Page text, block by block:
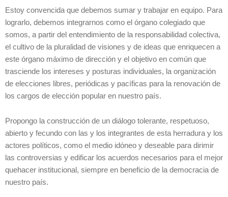
Estoy convencida que debemos sumar y trabajar en equipo. Para
lograrlo, debemos integrarnos como el órgano colegiado que
somos, a partir del entendimiento de la responsabilidad colectiva,
el cultivo de la pluralidad de visiones y de ideas que enriquecen a
este órgano máximo de dirección y el objetivo en común que
trasciende los intereses y posturas individuales, la organización
de elecciones libres, periódicas y pacíficas para la renovación de
los cargos de elección popular en nuestro país.
Propongo la construcción de un diálogo tolerante, respetuoso,
abierto y fecundo con las y los integrantes de esta herradura y los
actores políticos, como el medio idóneo y deseable para dirimir
las controversias y edificar los acuerdos necesarios para el mejor
quehacer institucional, siempre en beneficio de la democracia de
nuestro país.